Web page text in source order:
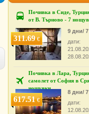
Почивка в Сиде,
от В. Търново - 7
311.69€
9 дни/
дати:
Почивка в Лара,
самолет от София в
нощувки
617.51€
8 дни/
дати: